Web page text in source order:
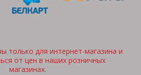
только для интернет-магазина и
от цен в наших розничных
магазинах.